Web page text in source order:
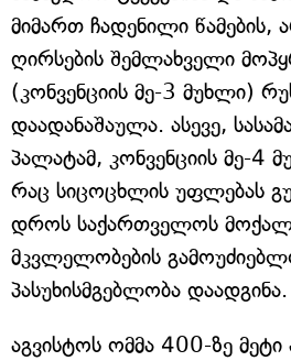
მიმართ ჩადენილი წამების,
ღირსების შემლახველი
(კონვენციის მე-3 მუხლი)
დაადანაშაულა. ასევე,
პალატამ, კონვენციის მე-4
რაც სიცოცხლის უფლებას
დროს საქართველოს
მკვლელობების
პასუხისმგებლობა დაადგინა.
აგვისტოს ომმა 400-ზე მეტი